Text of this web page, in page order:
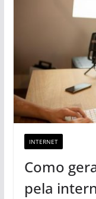
INTERNET
Como
pela